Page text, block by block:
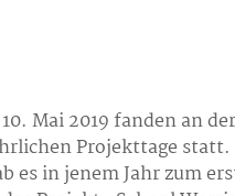
Mai 2019 fanden an
Projekttage
es in jenem Jahr zum